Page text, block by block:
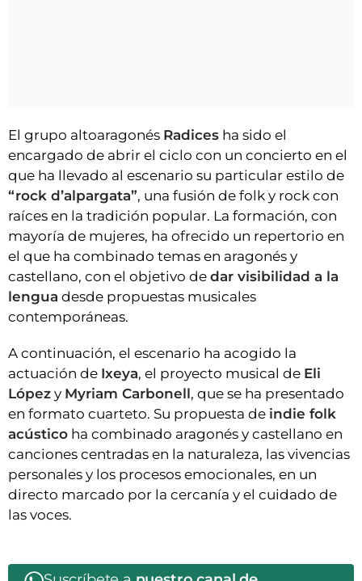
El grupo altoaragonés Radices ha sido el
encargado de abrir el ciclo con un concierto en el
que ha llevado al escenario su particular estilo de
“rock d’alpargata”, una fusión de folk y rock con
raíces en la tradición popular. La formación, con
mayoría de mujeres, ha ofrecido un repertorio en
el que ha combinado temas en aragonés y
castellano, con el objetivo de dar visibilidad a la
lengua desde propuestas musicales
contemporáneas.
A continuación, el escenario ha acogido la
actuación de Ixeya, el proyecto musical de Eli
López y Myriam Carbonell, que se ha presentado
en formato cuarteto. Su propuesta de indie folk
acústico ha combinado aragonés y castellano en
canciones centradas en la naturaleza, las vivencias
personales y los procesos emocionales, en un
directo marcado por la cercanía y el cuidado de
las voces.